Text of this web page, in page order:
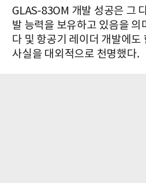
GLAS-83OM 개발 성공은 그
발 능력을 보유하고 있음을 의
다 및 항공기 레이더 개발에도
사실을 대외적으로 천명했다.